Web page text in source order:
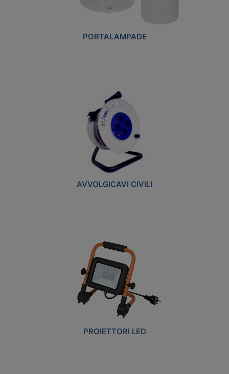
PORTALAMPADE
AVVOLGICAVI CIVILI
PROIETTORI LED